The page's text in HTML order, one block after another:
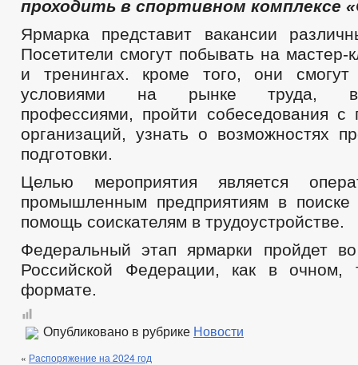
проходить в спортивном комплексе
Ярмарка представит вакансии
Посетители смогут побывать на мастер-
и тренингах. кроме того, они смогут
условиями на рынке труда,
профессиями, пройти собеседования с
организаций, узнать о возможностях
подготовки.
Целью мероприятия является
промышленным предприятиям в поиске
помощь соискателям в трудоустройстве.
Федеральный этап ярмарки пройдет
Российской Федерации, как в
формате.
Опубликовано в рубрике Новости
« Распоряжение на 2024 год